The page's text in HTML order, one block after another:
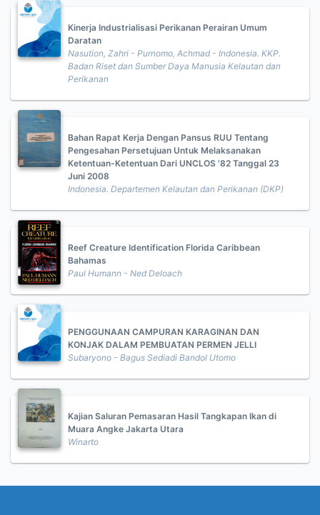
Kinerja Industrialisasi Perikanan Perairan Umum
Daratan
Nasution, Zahri - Purnomo, Achmad - Indonesia. KKP.
Badan Riset dan Sumber Daya Manusia Kelautan dan
Perikanan
Bahan Rapat Kerja Dengan Pansus RUU Tentang
Pengesahan Persetujuan Untuk Melaksanakan
Ketentuan-Ketentuan Dari UNCLOS '82 Tanggal 23
Juni 2008
Indonesia. Departemen Kelautan dan Perikanan (DKP)
Reef Creature Identification Florida Caribbean
Bahamas
Paul Humann - Ned Deloach
PENGGUNAAN CAMPURAN KARAGINAN DAN
KONJAK DALAM PEMBUATAN PERMEN JELLI
Subaryono - Bagus Sediadi Bandol Utomo
Kajian Saluran Pemasaran Hasil Tangkapan Ikan di
Muara Angke Jakarta Utara
Winarto